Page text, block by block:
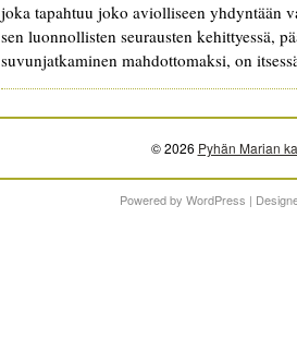
joka tapahtuu joko aviolliseen yhdyntään
sen luonnollisten seurausten kehittyessä,
suvunjatkaminen mahdottomaksi, on
© 2026 Pyhän Marian
Powered by WordPress |